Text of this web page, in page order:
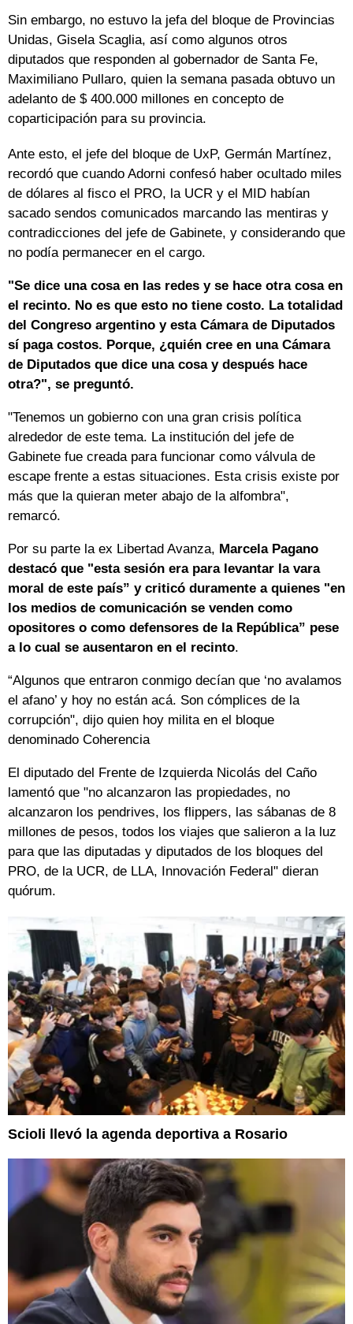
Sin embargo, no estuvo la jefa del bloque de Provincias
Unidas, Gisela Scaglia, así como algunos otros
diputados que responden al gobernador de Santa Fe,
Maximiliano Pullaro, quien la semana pasada obtuvo un
adelanto de $ 400.000 millones en concepto de
coparticipación para su provincia.
Ante esto, el jefe del bloque de UxP, Germán Martínez,
recordó que cuando Adorni confesó haber ocultado miles
de dólares al fisco el PRO, la UCR y el MID habían
sacado sendos comunicados marcando las mentiras y
contradicciones del jefe de Gabinete, y considerando que
no podía permanecer en el cargo.
"Se dice una cosa en las redes y se hace otra cosa en
el recinto. No es que esto no tiene costo. La totalidad
del Congreso argentino y esta Cámara de Diputados
sí paga costos. Porque, ¿quién cree en una Cámara
de Diputados que dice una cosa y después hace
otra?", se preguntó.
"Tenemos un gobierno con una gran crisis política
alrededor de este tema. La institución del jefe de
Gabinete fue creada para funcionar como válvula de
escape frente a estas situaciones. Esta crisis existe por
más que la quieran meter abajo de la alfombra",
remarcó.
Por su parte la ex Libertad Avanza, Marcela Pagano
destacó que "esta sesión era para levantar la vara
moral de este país” y criticó duramente a quienes "en
los medios de comunicación se venden como
opositores o como defensores de la República” pese
a lo cual se ausentaron en el recinto.
“Algunos que entraron conmigo decían que ‘no avalamos
el afano’ y hoy no están acá. Son cómplices de la
corrupción", dijo quien hoy milita en el bloque
denominado Coherencia
El diputado del Frente de Izquierda Nicolás del Caño
lamentó que "no alcanzaron las propiedades, no
alcanzaron los pendrives, los flippers, las sábanas de 8
millones de pesos, todos los viajes que salieron a la luz
para que las diputadas y diputados de los bloques del
PRO, de la UCR, de LLA, Innovación Federal" dieran
quórum.
Scioli llevó la agenda deportiva a Rosario